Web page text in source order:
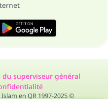
du superviseur général
en QR 1997-2025 ©